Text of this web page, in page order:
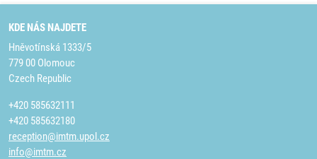
KDE NÁS NAJDETE
Hněvotínská 1333/5
779 00 Olomouc
Czech Republic
+420 585632111
+420 585632180
reception@imtm.upol.cz
info@imtm.cz